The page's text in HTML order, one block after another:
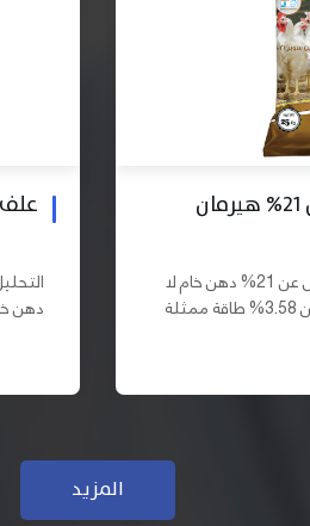
علف
التحليل الكيميائي : بروتين خام لايقل عن 19% دهن خام لا
يقل عن 10% الياف خام لا تزيد عن 3.70% طاقة ممثلة لا
المزيد